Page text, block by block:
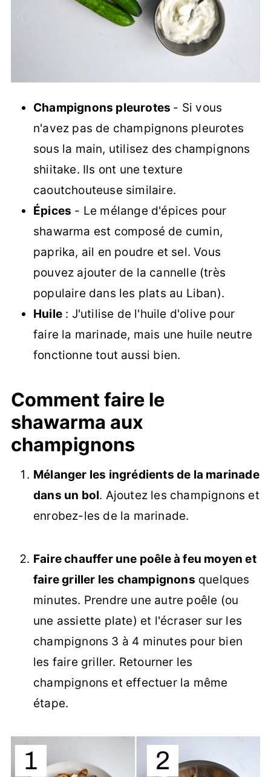
Champignons pleurotes - Si vous
n'avez pas de champignons pleurotes
sous la main, utilisez des champignons
shiitake. Ils ont une texture
caoutchouteuse similaire.
Épices - Le mélange d'épices pour
shawarma est composé de cumin,
paprika, ail en poudre et sel. Vous
pouvez ajouter de la cannelle (très
populaire dans les plats au Liban).
Huile: J'utilise de l'huile d'olive pour
faire la marinade, mais une huile neutre
fonctionne tout aussi bien.
Comment faire le
shawarma aux
champignons
Mélanger les ingrédients de la marinade
dans un bol. Ajoutez les champignons et
enrobez-les de la marinade.
Faire chauffer une poêle à feu moyen et
faire griller les champignons quelques
minutes. Prendre une autre poêle (ou
une assiette plate) et l'écraser sur les
champignons 3 à 4 minutes pour bien
les faire griller. Retourner les
champignons et effectuer la même
étape.